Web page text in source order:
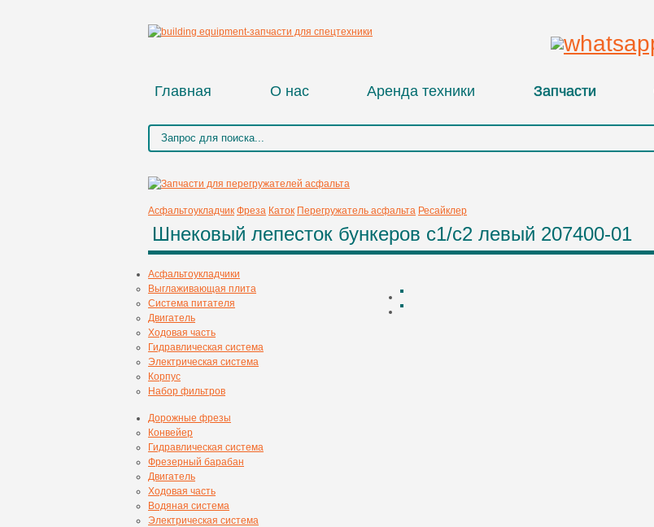
Главная О нас Аренда техники Запчасти
Асфальтоукладчик Фреза Каток Перегружатель асфальта Ресайклер
Шнековый лепесток бункеров с1/с2 левый 207400-01
Асфальтоукладчики
Выглаживающая плита
Система питателя
Двигатель
Ходовая часть
Гидравлическая система
Электрическая система
Корпус
Набор фильтров
Дорожные фрезы
Конвейер
Гидравлическая система
Фрезерный барабан
Двигатель
Ходовая часть
Водяная система
Электрическая система